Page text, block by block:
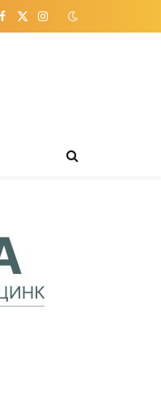
Facebook
X
Instagram